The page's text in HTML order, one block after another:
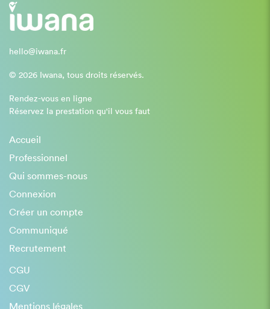
hello@iwana.fr
© 2026 Iwana, tous droits réservés.
Rendez-vous en ligne
Réservez la prestation qu'il vous faut
Accueil
Professionnel
Qui sommes-nous
Connexion
Créer un compte
Communiqué
Recrutement
CGU
CGV
Mentions légales